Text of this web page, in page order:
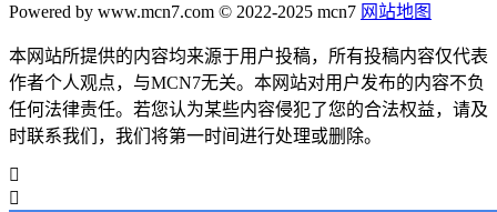
个人展示
创意达人
晒号网
快手投流
社交媒体红人
明星背后的故事
最新电影
Powered by www.mcn7.com © 2022-2025 mcn7 网站地图
本网站所提供的内容均来源于用户投稿，所有投稿内容仅代表
作者个人观点，与MCN7无关。本网站对用户发布的内容不负
任何法律责任。若您认为某些内容侵犯了您的合法权益，请及
时联系我们，我们将第一时间进行处理或删除。